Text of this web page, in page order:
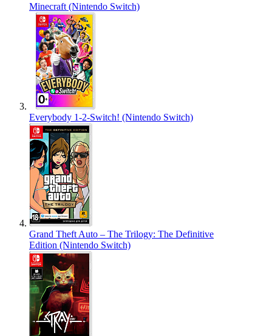
Minecraft (Nintendo Switch)
Everybody 1-2-Switch! (Nintendo Switch)
Grand Theft Auto – The Trilogy: The Definitive
Edition (Nintendo Switch)